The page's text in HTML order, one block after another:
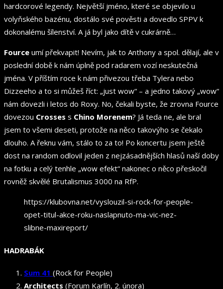
hardcorové legendy. Největší jméno, které se objevilo u
volyňského bazénu, dostálo své pověsti a dovedlo SPPV k
dokonalému šílenství. A já byl jako dítě v cukrárně…
Fource umí překvapit! Nevím, jak to Anthony a spol. dělají, ale v
poslední době k nám úplně pod radarem vozí neskutečná
jména. V příštím roce k nám přivezou třeba Tylera nebo
Dizzeeho a to si můžeš říct: „just wow“ – a jedno takový „wow“
nám dovezli i letos do Roxy. No, čekali byste, že zrovna Fource
dovezou Crosses s Chino Morenem? Já teda ne, ale bral
jsem to všemi deseti, protože na něco takovýho se čekalo
dlouho. A řeknu vám, stálo to za to! Po koncertu jsem ještě
dost na random odlovil jeden z nejzásadnějších hlasů naší doby
na fotku a celý tenhle „wow efekt“ nakonec o něco přeskočil
rovněž skvělé Brutalismus 3000 na RfP.
https://klubovna.net/vyslouzil-si-rock-for-people-
opet-titul-akce-roku-naslapnuto-ma-vic-nez-
slibne-maxireport/
HADRABÁK
Sum 41 (Rock for People)
Architects (Forum Karlín, 2. února)